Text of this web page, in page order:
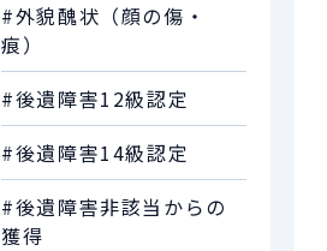
#外貌醜状（顔の傷・
痕）
#後遺障害12級認定
#後遺障害14級認定
#後遺障害非該当からの
獲得